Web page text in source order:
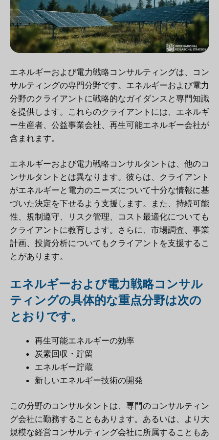
エネルギーおよび電力戦略コンサルティングは、コン
サルティングの専門分野です。エネルギーおよび電力
分野のクライアントに戦略的なガイダンスと専門知識
を提供します。これらのクライアントには、エネルギ
ー生産者、公益事業会社、再生可能エネルギー会社が
含まれます。
エネルギーおよび電力戦略コンサルタントは、他のコ
ンサルタントとは異なります。彼らは、クライアント
がエネルギーと電力のニーズについて十分な情報に基
づいた決定を下せるよう支援します。また、持続可能
性、規制遵守、リスク管理、コスト最適化についても
クライアントに教育します。さらに、市場調査、事業
計画、投資分析についてもクライアントを支援するこ
とがあります。
エネルギーおよび電力戦略コンサル
ティングの具体的な重点分野は次の
とおりです。
再生可能エネルギーの効率
炭素回収・貯留
エネルギー貯蔵
新しいエネルギー技術の開発
この分野のコンサルタントは、専門のコンサルティン
グ会社に勤務することもあります。あるいは、より大
規模な経営コンサルティング会社に所属することもあ